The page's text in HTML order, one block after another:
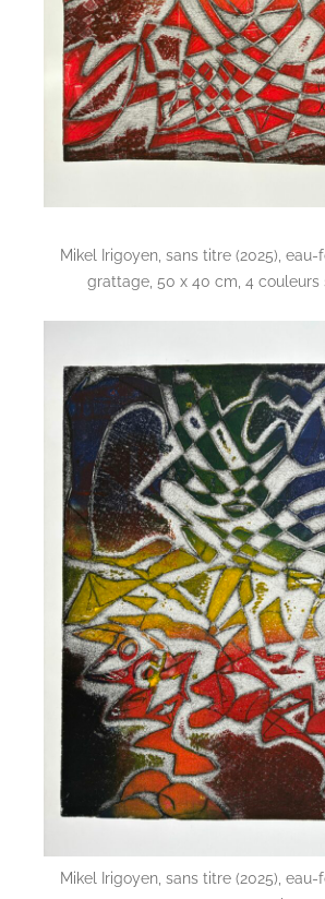
Mikel Irigoyen, sans titre (2025),
grattage, 50 x 40 cm, 4 couleurs
Mikel Irigoyen, sans titre (2025),